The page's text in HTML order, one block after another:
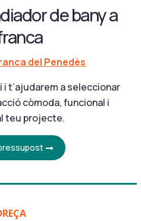
de bany a
del Penedès
t’ajudarem a seleccionar
còmoda, funcional i
teu projecte.